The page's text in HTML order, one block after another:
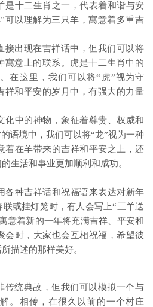
是十二生肖之一，代表着和谐与安
可以理解为三只羊，寓意着多重吉
接出现在吉祥话中，但我们可以将
寓意上的联系。虎是十二生肖中的
在这里，我们可以将“虎”视为守
祥和平安的岁月中，有强大的力量
化中的神物，象征着尊贵、权威和
语境中，我们可以将“龙”视为一种
着在羊带来的吉祥和平安之上，还
生活和事业更加顺利和成功。
各种吉祥话和祝福语来表达对新年
或挂灯笼时，有人会写上“三羊送
意着新的一年将充满吉祥、平安和
会时，大家也会互相祝福，希望彼
描述的那样美好。
传统典故，但我们可以模拟一个与
。相传，在很久以前的一个村庄